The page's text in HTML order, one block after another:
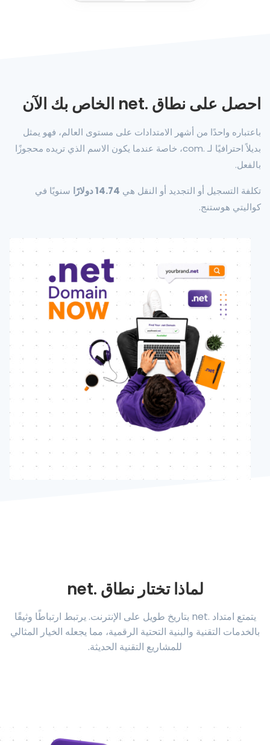
احصل على نطاق .net الخاص بك الآن
باعتباره واحدًا من أشهر الامتدادات على مستوى العالم، فهو يمثل
بديلاً احترافيًا لـ .com، خاصة عندما يكون الاسم الذي تريده محجوزًا
بالفعل.
تكلفة التسجيل أو التجديد أو النقل هي 14.74 دولارًا
سنويًا في
كواليتي هوستنج.
لماذا تختار نطاق .net
يتمتع امتداد .net بتاريخ طويل على الإنترنت. يرتبط ارتباطًا وثيقًا
بالخدمات التقنية والبنية التحتية الرقمية، مما يجعله الخيار المثالي
للمشاريع التقنية الحديثة.